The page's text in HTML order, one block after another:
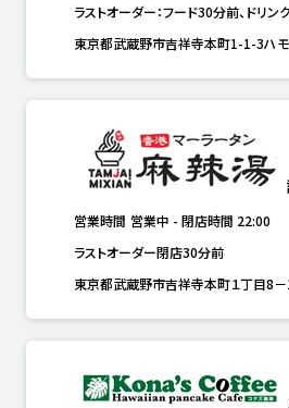
ラストオーダー：フード30分前、ドリン
東京都武蔵野市吉祥寺本町1-1-3ハ
営業時間 営業中 - 閉店時間 22:00
ラストオーダー閉店30分前
東京都武蔵野市吉祥寺本町１丁目8